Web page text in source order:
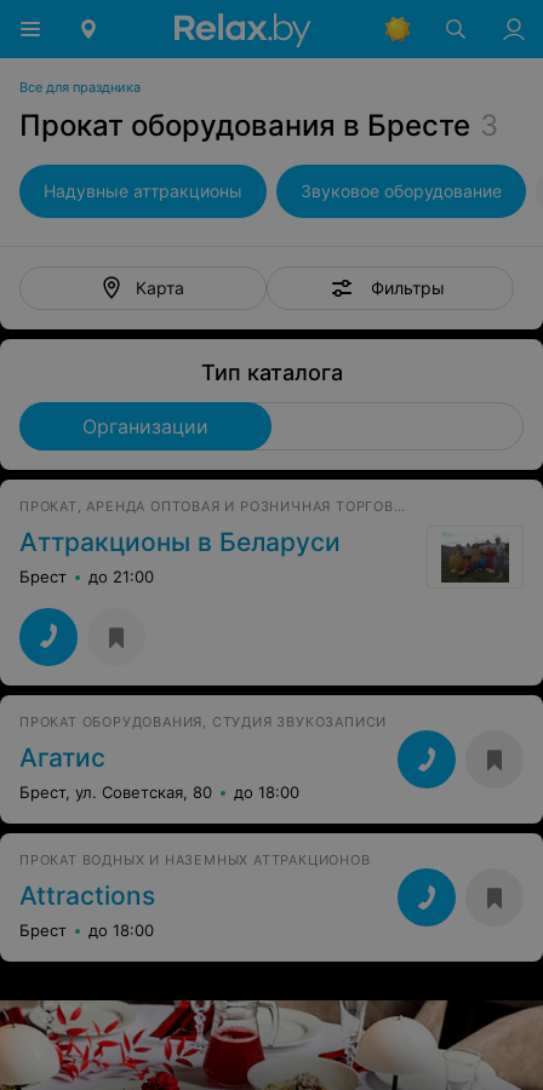
Все для праздника
Прокат оборудования в Бресте 3
Надувные аттракционы Звуковое оборудование
Карта Фильтры
Тип каталога
Организации
ПРОКАТ, АРЕНДА ОПТОВАЯ И РОЗНИЧНАЯ ТОРГОВЛЯ АТТРАКЦИОНЫ
Аттракционы в Беларуси
Брест до 21:00
ПРОКАТ ОБОРУДОВАНИЯ, СТУДИЯ ЗВУКОЗАПИСИ
Агатис
Брест, ул. Советская, 80 до 18:00
ПРОКАТ ВОДНЫХ И НАЗЕМНЫХ АТТРАКЦИОНОВ
Attractions
Брест до 18:00